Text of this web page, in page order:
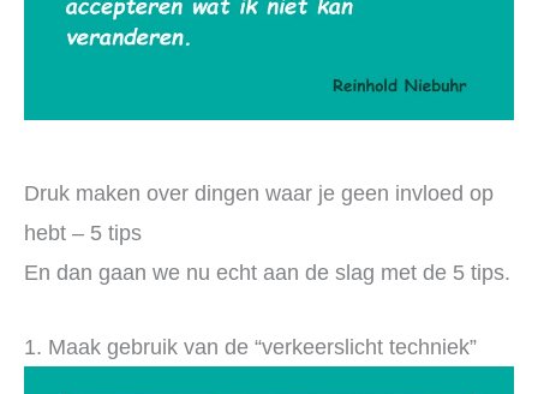
Druk maken over dingen waar je geen invloed op
hebt – 5 tips
En dan gaan we nu echt aan de slag met de 5 tips.
1. Maak gebruik van de “verkeerslicht techniek”